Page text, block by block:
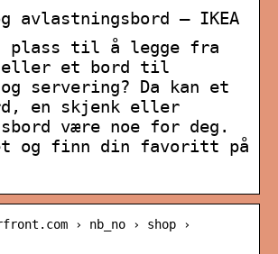
avlastningsbord – IKEA
plass til å legge fra
eller et bord til
servering? Da kan et
en skjenk eller
være noe for deg.
og finn din favoritt på
› nb_no › shop ›